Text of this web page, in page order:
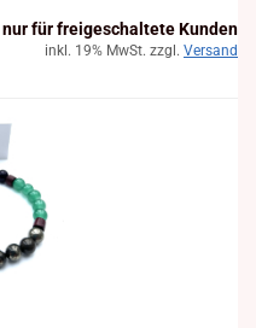
für freigeschaltete Kunden
inkl. 19% MwSt. zzgl. Versand